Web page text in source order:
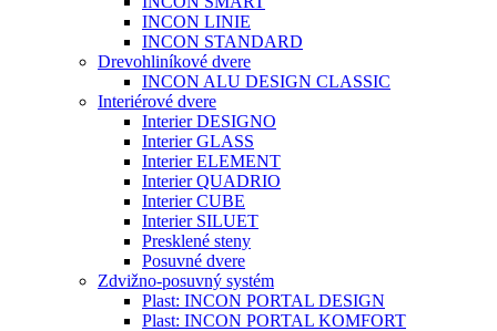
INCON LINIE
INCON STANDARD
Drevohliníkové dvere
INCON ALU DESIGN CLASSIC
Interiérové dvere
Interier DESIGNO
Interier GLASS
Interier ELEMENT
Interier QUADRIO
Interier CUBE
Interier SILUET
Presklené steny
Posuvné dvere
Zdvižno-posuvný systém
Plast: INCON PORTAL DESIGN
Plast: INCON PORTAL KOMFORT